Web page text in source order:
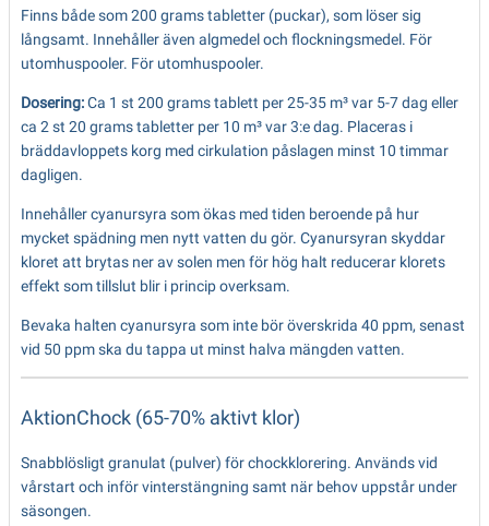
Finns både som 200 grams tabletter (puckar), som löser sig
långsamt. Innehåller även algmedel och flockningsmedel. För
utomhuspooler. För utomhuspooler.
Dosering:Ca 1 st 200 grams tablett per 25-35 m³ var 5-7 dag eller
ca 2 st 20 grams tabletter per 10 m³ var 3:e dag. Placeras i
bräddavloppets korg med cirkulation påslagen minst 10 timmar
dagligen.
Innehåller cyanursyra som ökas med tiden beroende på hur
mycket spädning men nytt vatten du gör. Cyanursyran skyddar
kloret att brytas ner av solen men för hög halt reducerar klorets
effekt som tillslut blir i princip overksam.
Bevaka halten cyanursyra som inte bör överskrida 40 ppm, senast
vid 50 ppm ska du tappa ut minst halva mängden vatten.
AktionChock (65-70% aktivt klor)
Snabblösligt granulat (pulver) för chockklorering. Används vid
vårstart och inför vinterstängning samt när behov uppstår under
säsongen.